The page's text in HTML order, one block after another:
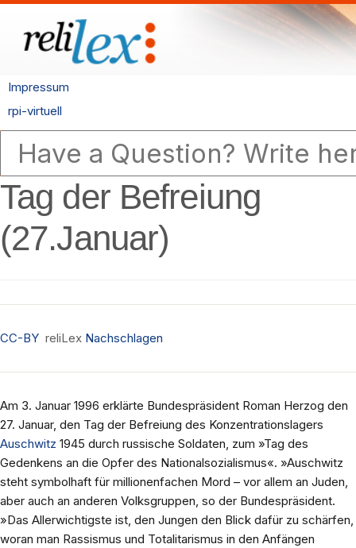
Impressum
rpi-virtuell
Tag der Befreiung
(27.Januar)
CC-BY reliLex Nachschlagen
Am 3. Januar 1996 erklärte Bundespräsident Roman Herzog den
27. Januar, den Tag der Befreiung des Konzentrationslagers
Auschwitz 1945 durch russische Soldaten, zum »Tag des
Gedenkens an die Opfer des Nationalsozialismus«. »Auschwitz
steht symbolhaft für millionenfachen Mord – vor allem an Juden,
aber auch an anderen Volksgruppen, so der Bundespräsident.
»Das Allerwichtigste ist, den Jungen den Blick dafür zu schärfen,
woran man Rassismus und Totalitarismus in den Anfängen